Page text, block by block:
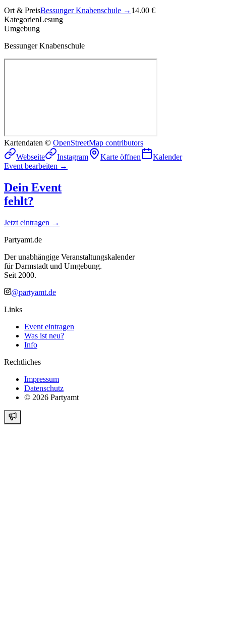
Ort & PreisBessunger Knabenschule → 14.00 €
KategorienLesung
Umgebung
Bessunger Knabenschule
Kartendaten © OpenStreetMap contributors
Webseite
Instagram Karte öffnen
Kalender
Event bearbeiten →
Dein Event
fehlt?
Jetzt eintragen →
Partyamt.de
Der unabhängige Veranstaltungskalender
für Darmstadt und Umgebung.
Seit 2000.
@partyamt.de
Links
Event eintragen
Was ist neu?
Info
Rechtliches
Impressum
Datenschutz
© 2026 Partyamt